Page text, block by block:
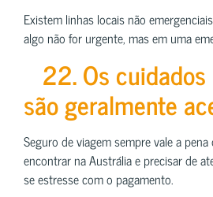
Existem linhas locais não
algo não for urgente, mas em uma
22. Os
são geralmente
Seguro de viagem sempre vale a
encontrar na Austrália e precisar de
se estresse com o pagamento.